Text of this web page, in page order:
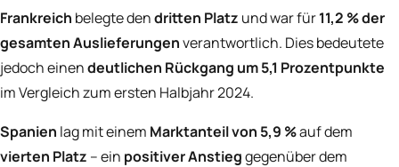
Frankreich belegte dendritten Platz und war für11,2 % der
gesamten Auslieferungenverantwortlich. Dies bedeutete
jedoch einendeutlichen Rückgang um 5,1 Prozentpunkte
im Vergleich zum ersten Halbjahr 2024.
Spanien lag mit einem Marktanteil von 5,9 %auf dem
vierten Platz – ein positiver Anstieggegenüber dem